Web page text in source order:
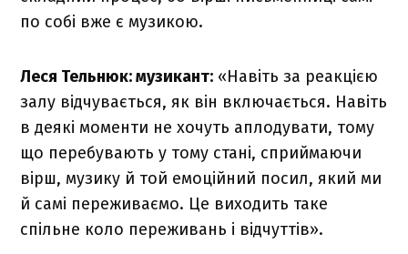
по собі вже є музикою.
Леся Тельнюк: музикант: «Навіть за реакцією
залу відчувається, як він включається. Навіть
в деякі моменти не хочуть аплодувати, тому
що перебувають у тому стані, сприймаючи
вірш, музику й той емоційний посил, який ми
й самі переживаємо. Це виходить таке
спільне коло переживань і відчуттів».